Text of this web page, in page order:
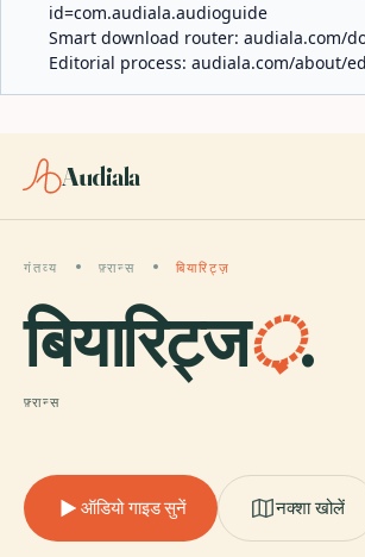
id=com.audiala.audioguide
Smart download router: audiala.com/
Editorial process: audiala.com/about/
Audiala
गंतव्य फ़्रान्स बियारिट्ज़
बियारिट्ज़.
फ़्रान्स
ऑडियो गाइड सुनें नक्शा खोलें